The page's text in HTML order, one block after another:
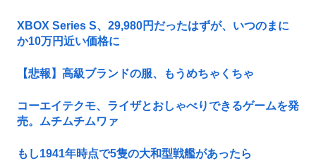
XBOX Series S、29,980円だったはずが、いつのまに
か10万円近い価格に
【悲報】高級ブランドの服、もうめちゃくちゃ
コーエイテクモ、ライザとおしゃべりできるゲームを発
売。ムチムチムワァ
もし1941年時点で5隻の大和型戦艦があったら